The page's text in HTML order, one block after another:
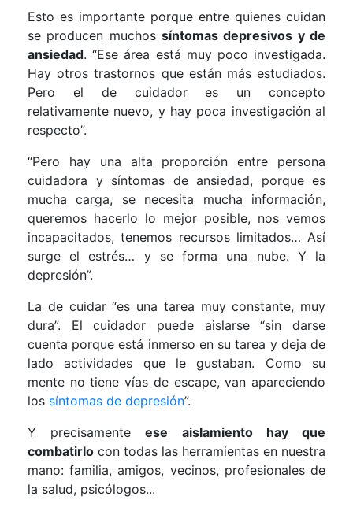
Esto es importante porque entre quienes cuidan
se producen muchos síntomas depresivos y de
ansiedad. “Ese área está muy poco investigada.
Hay otros trastornos que están más estudiados.
Pero el de cuidador es un concepto
relativamente nuevo, y hay poca investigación al
respecto”.
“Pero hay una alta proporción entre persona
cuidadora y síntomas de ansiedad, porque es
mucha carga, se necesita mucha información,
queremos hacerlo lo mejor posible, nos vemos
incapacitados, tenemos recursos limitados… Así
surge el estrés… y se forma una nube. Y la
depresión”.
La de cuidar “es una tarea muy constante, muy
dura”. El cuidador puede aislarse “sin darse
cuenta porque está inmerso en su tarea y deja de
lado actividades que le gustaban. Como su
mente no tiene vías de escape, van apareciendo
los síntomas de depresión”.
Y precisamenteese aislamiento hay que
combatirlo con todas las herramientas en nuestra
mano: familia, amigos, vecinos, profesionales de
la salud, psicólogos...